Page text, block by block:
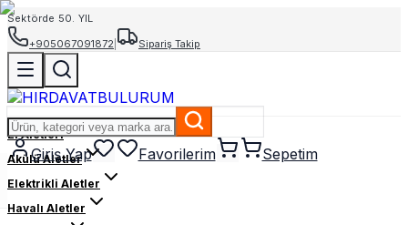
Sektörde 50. YIL
+905067091872
Sipariş Takip
Giriş Yap Favorilerim Sepetim
El Aletleri
Akülü Aletler
Elektrikli Aletler
Havalı Aletler